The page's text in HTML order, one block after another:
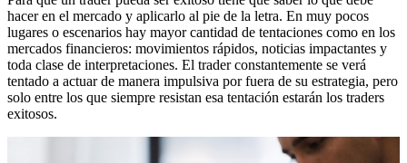
hacer en el mercado y aplicarlo al pie de la letra. En muy pocos
lugares o escenarios hay mayor cantidad de tentaciones como en los
mercados financieros: movimientos rápidos, noticias impactantes y
toda clase de interpretaciones. El trader constantemente se verá
tentado a actuar de manera impulsiva por fuera de su estrategia, pero
solo entre los que siempre resistan esa tentación estarán los traders
exitosos.